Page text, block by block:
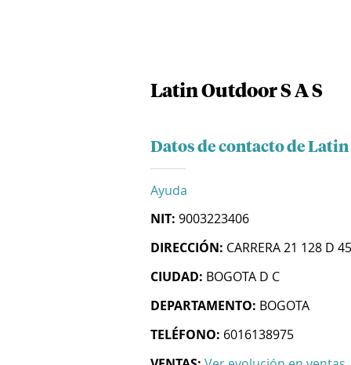
Latin Outdoor S A S
Datos de contacto de Latin
Ayuda
NIT: 9003223406
DIRECCIÓN: CARRERA 21 128 D
CIUDAD: BOGOTA D C
DEPARTAMENTO: BOGOTA
TELÉFONO: 6016138975